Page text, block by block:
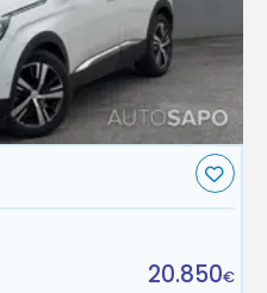
20.850€